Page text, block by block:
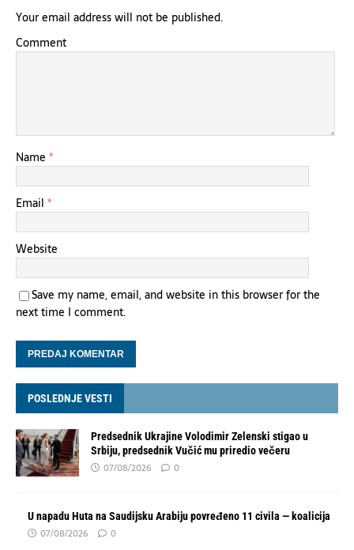
Your email address will not be published.
Comment
Name *
Email *
Website
Save my name, email, and website in this browser for the
next time I comment.
POSLEDNJE VESTI
Predsednik Ukrajine Volodimir Zelenski stigao u
Srbiju, predsednik Vučić mu priredio večeru
07/08/2026 0
U napadu Huta na Saudijsku Arabiju povređeno 11 civila — koalicija
07/08/2026 0